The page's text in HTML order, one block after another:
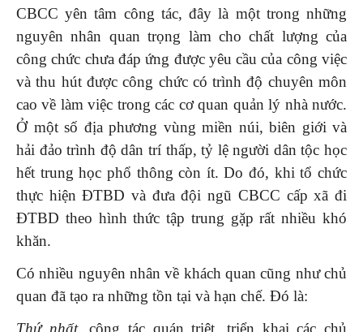
CBCC yên tâm công tác, đây là một trong những
nguyên nhân quan trọng làm cho chất lượng của
công chức chưa đáp ứng được yêu cầu của công việc
và thu hút được công chức có trình độ chuyên môn
cao về làm việc trong các cơ quan quản lý nhà nước.
Ở một số địa phương vùng miền núi, biên giới và
hải đảo trình độ dân trí thấp, tỷ lệ người dân tộc học
hết trung học phổ thông còn ít. Do đó, khi tổ chức
thực hiện ĐTBD và đưa đội ngũ CBCC cấp xã đi
ĐTBD theo hình thức tập trung gặp rất nhiều khó
khăn.
Có nhiều nguyên nhân về khách quan cũng như chủ
quan đã tạo ra những tồn tại và hạn chế. Đó là:
Thứ nhất, công tác quán triệt, triển khai các chủ